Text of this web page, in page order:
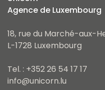
Agence de Luxembourg
18, rue du Marché-aux-
L-1728 Luxembourg
Tel. : +352 26 54 17 17
info@unicorn.lu